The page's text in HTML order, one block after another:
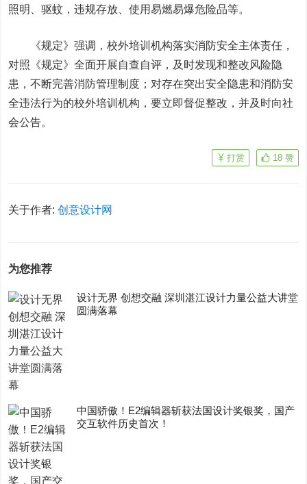
照明、驱蚊，违规存放、使用易燃易爆危险品等。
《规定》强调，校外培训机构落实消防安全主体责任，
对照《规定》全面开展自查自评，及时发现和整改风险隐
患，不断完善消防管理制度；对存在突出安全隐患和消防安
全违法行为的校外培训机构，要立即督促整改，并及时向社
会公告。
18 赞
打赏
关于作者:创意设计网
为您推荐
设计无界 创想交融 深圳湛江设计力量公益大讲堂
圆满落幕
中国骄傲！E2编辑器斩获法国设计奖银奖，国产
交互软件历史首次！